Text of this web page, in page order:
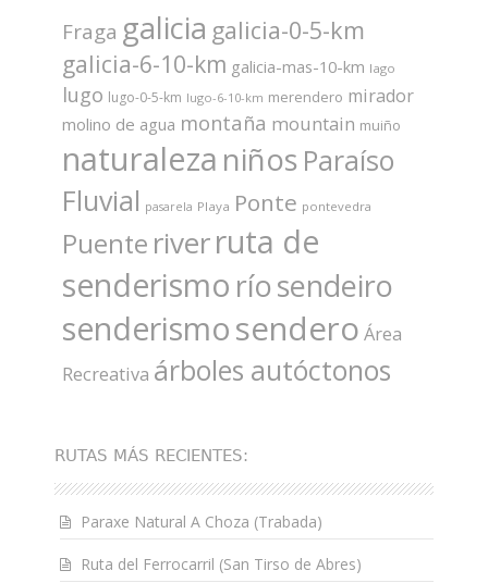
Fraga galicia galicia-0-5-km
galicia-6-10-km galicia-mas-10-km lago
lugo lugo-0-5-km lugo-6-10-km merendero mirador
molino de agua montaña mountain muiño
naturaleza niños Paraíso
Fluvial pasarela Playa Ponte pontevedra
Puente riverruta de
senderismo ríosendeiro
senderismosendero Área
Recreativa árboles autóctonos
RUTAS MÁS RECIENTES:
Paraxe Natural A Choza (Trabada)
Ruta del Ferrocarril (San Tirso de Abres)